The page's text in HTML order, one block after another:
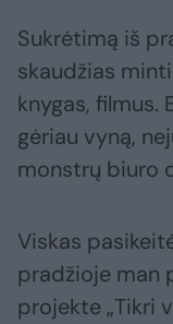
Sukrėtimą iš
skaudžias
knygas, filmus.
gėriau vyną,
monstrų biuro
Viskas
pradžioje man
projekte „Tikri